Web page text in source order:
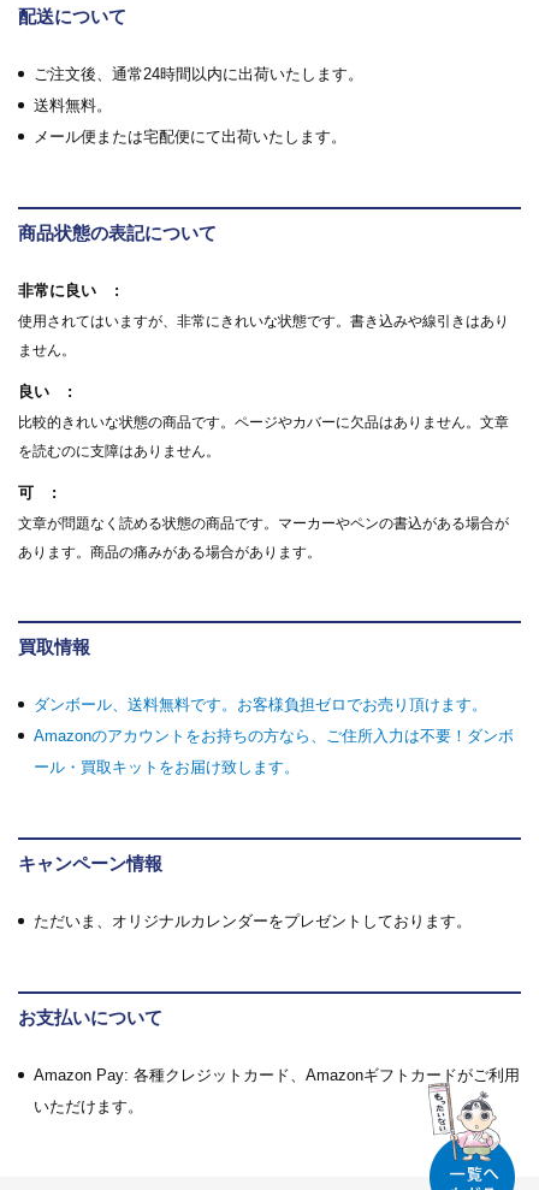
配送について
ご注文後、通常24時間以内に出荷いたします。
送料無料。
メール便または宅配便にて出荷いたします。
商品状態の表記について
非常に良い
使用されてはいますが、非常にきれいな状態です。書き込みや線引きはあり
ません。
良い
比較的きれいな状態の商品です。ページやカバーに欠品はありません。文章
を読むのに支障はありません。
可
文章が問題なく読める状態の商品です。マーカーやペンの書込がある場合が
あります。商品の痛みがある場合があります。
買取情報
ダンボール、送料無料です。お客様負担ゼロでお売り頂けます。
Amazonのアカウントをお持ちの方なら、ご住所入力は不要！ダンボ
ール・買取キットをお届け致します。
キャンペーン情報
ただいま、オリジナルカレンダーをプレゼントしております。
お支払いについて
Amazon Pay: 各種クレジットカード、Amazonギフトカードがご利用
いただけます。